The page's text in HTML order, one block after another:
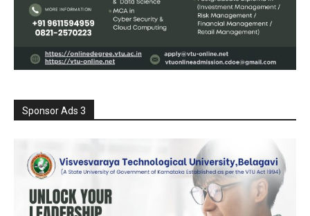
Sponsor Ads 3